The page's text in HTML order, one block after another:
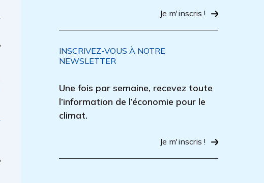
Je m'inscris !
INSCRIVEZ-VOUS À NOTRE
NEWSLETTER
Une fois par semaine, recevez toute
l’information de l’économie pour le
climat.
Je m'inscris !